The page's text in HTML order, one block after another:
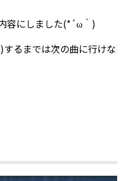
容にしました(*´ω｀)
るまでは次の曲に行けな